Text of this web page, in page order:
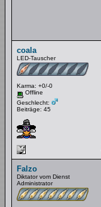
coala
LED-Tauscher
Karma: +0/-0
Offline
Geschlecht:
Beiträge: 45
Falzo
Diktator vom Dienst
Administrator